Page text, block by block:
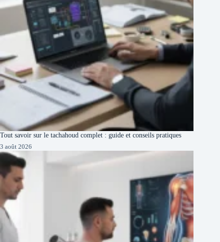
Tout savoir sur le tachahoud complet : guide et conseils pratiques
3 août 2026